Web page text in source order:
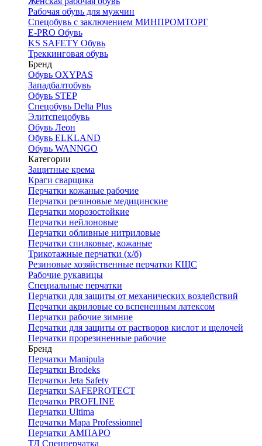
Рабочая обувь для мужчин
Спецобувь с заключением МИНПРОМТОРГ
E-PRO Обувь
KS SAFETY Обувь
Треккинговая обувь
Бренд
Обувь OXYPAS
Западбалтобувь
Обувь STEP
Спецобувь Delta Plus
Элитспецобувь
Обувь Леон
Обувь ELKLAND
Обувь WANNGO
Категории
Защитные крема
Краги сварщика
Перчатки кожаные рабочие
Перчатки резиновые медицинские
Перчатки морозостойкие
Перчатки нейлоновые
Перчатки обливные нитриловые
Перчатки спилковые, кожаные
Трикотажные перчатки (х/б)
Резиновые хозяйственные перчатки КЩС
Рабочие рукавицы
Специальные перчатки
Перчатки для защиты от механических воздействий
Перчатки акриловые со вспененным латексом
Перчатки рабочие зимние
Перчатки для защиты от растворов кислот и щелочей
Перчатки прорезиненные рабочие
Бренд
Перчатки Manipula
Перчатки Brodeks
Перчатки Jeta Safety
Перчатки SAFEPROTECT
Перчатки PROFLINE
Перчатки Ultima
Перчатки Мара Professionnel
Перчатки АМПАРО
ТД Спецперчатка